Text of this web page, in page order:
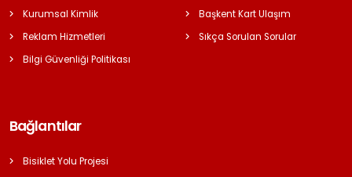
Kurumsal Kimlik
Reklam Hizmetleri
Bilgi Güvenliği Politikası
Başkent Kart Ulaşım
Sıkça Sorulan Sorular
Bağlantılar
Bisiklet Yolu Projesi